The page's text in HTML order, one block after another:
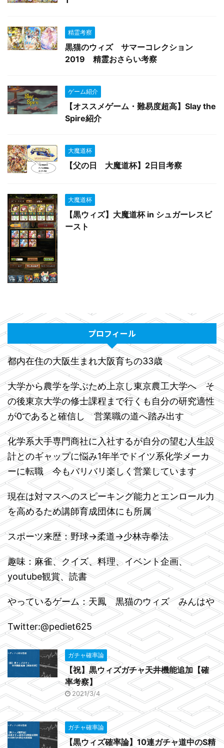
精霊考察
黒猫のウィズ サマーコレクション
2019 精霊おさらい考察
ゲーム紹介
【オススメゲーム・難易度超高】Slay the
Spire紹介
大魔道杯
【父の日 大魔道杯】2日目考察
大魔道杯
【黒ウィズ】大魔道杯 in シュガーレスビ
ースト
プロフィール
都内在住の大阪生まれ大阪育ちの33歳
大学から農学を学ぶため上京し東京農工大学へ そ
の後東京大学の修士課程まで行くも自分の研究適性
が0であると確信し 営業職の道へ踏み出す
化学系大手専門商社に入社するが自分の望む人生設
計とのギャップに悩み1年半でドイツ系化学メーカ
ーに転職 今もバリバリ楽しく営業しています
現在は対マスへのスピーキング能力とエンロール力
を高めるため講師育成団体にも所属
スポーツ来歴：野球→柔道→少林寺拳法
趣味：麻雀、クイズ、料理、イベント企画、
youtube観賞、読書
やっているゲーム：天鳳 黒猫のウィズ みんはや
Twitter:@pediet625
ガチャ確率論
【祝】黒ウィズガチャ天井機能追加【確
率考察】
2021/3/4
ガチャ確率論
【黒ウィズ確率論】10連ガチャ道中のS精